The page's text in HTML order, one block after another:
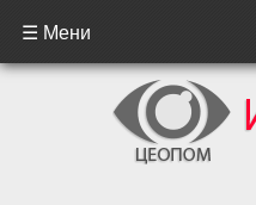
☰ Мени